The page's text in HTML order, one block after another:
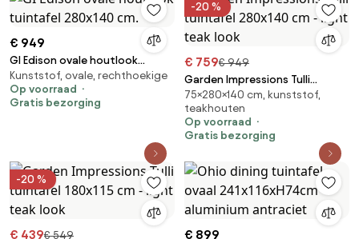
€ 949
GI Edison ovale houtlook
tuintafel 280x140 cm.
Kunststof, ovale, rechthoekige
Op voorraad
Gratis bezorging
-20 %
€ 759€ 949
Garden Impressions Tulli
tuintafel 280x140 cm - light
teak look
75×280×140 cm, kunststof,
teakhouten
Op voorraad
Gratis bezorging
-20 %
€ 439€ 549
€ 899